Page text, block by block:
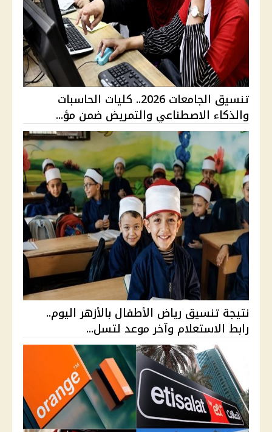
تنسيق الجامعات 2026.. كليات الحاسبات
والذكاء الاصطناعي والتمريض ضمن مؤ...
نتيجة تنسيق رياض الأطفال بالأزهر اليوم..
رابط الاستعلام وآخر موعد لتسل...